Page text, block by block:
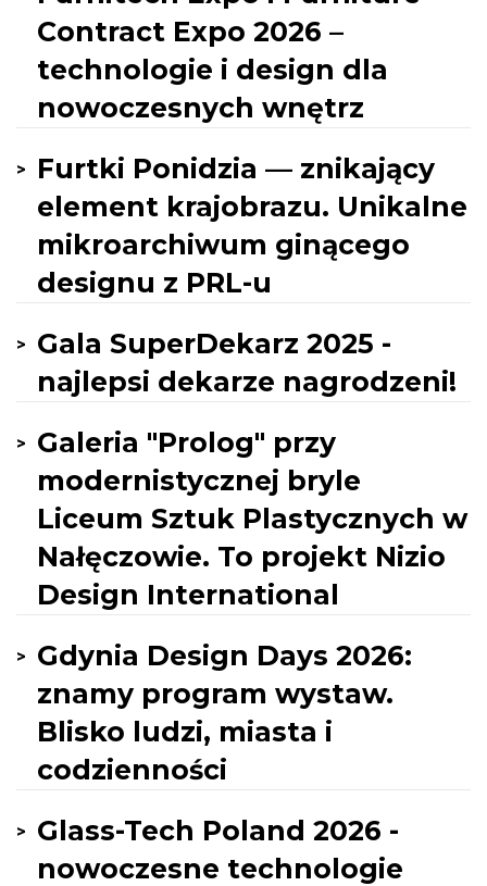
Contract Expo 2026 –
technologie i design dla
nowoczesnych wnętrz
Furtki Ponidzia — znikający
element krajobrazu. Unikalne
mikroarchiwum ginącego
designu z PRL-u
Gala SuperDekarz 2025 -
najlepsi dekarze nagrodzeni!
Galeria "Prolog" przy
modernistycznej bryle
Liceum Sztuk Plastycznych w
Nałęczowie. To projekt Nizio
Design International
Gdynia Design Days 2026:
znamy program wystaw.
Blisko ludzi, miasta i
codzienności
Glass-Tech Poland 2026 -
nowoczesne technologie